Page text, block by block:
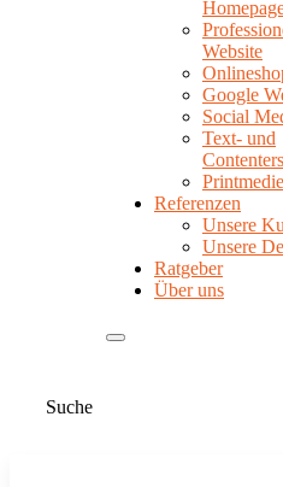
Website
Google
Social
Text- und
Referenzen
Unsere
Unsere
Ratgeber
Über uns
Suche